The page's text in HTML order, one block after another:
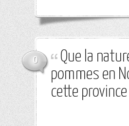
0
Que la
pommes en
cette